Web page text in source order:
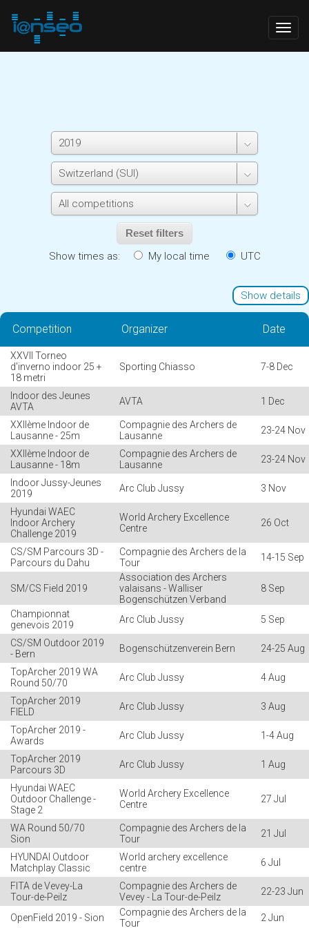
Reset filters
Show times as: My local time UTC
Show details
Competition Organizer Date
XXVII Torneo
d'inverno indoor 25 +
18 metri
Sporting Chiasso 7-8 Dec
Indoor des Jeunes
AVTA
AVTA 1 Dec
XXIIème Indoor de
Lausanne - 25m
Compagnie des Archers de
Lausanne
23-24 Nov
XXIIème Indoor de
Lausanne - 18m
Compagnie des Archers de
Lausanne
23-24 Nov
Indoor Jussy-Jeunes
2019
Arc Club Jussy 3 Nov
Hyundai WAEC
Indoor Archery
Challenge 2019
World Archery Excellence
Centre
26 Oct
CS/SM Parcours 3D -
Parcours du Dahu
Compagnie des Archers de la
Tour
14-15 Sep
SM/CS Field 2019
Association des Archers
valaisans - Walliser
Bogenschützen Verband
8 Sep
Championnat
genevois 2019
Arc Club Jussy 5 Sep
CS/SM Outdoor 2019
- Bern
Bogenschützenverein Bern 24-25 Aug
TopArcher 2019 WA
Round 50/70
Arc Club Jussy 4 Aug
TopArcher 2019
FIELD
Arc Club Jussy 3 Aug
TopArcher 2019 -
Awards
Arc Club Jussy 1-4 Aug
TopArcher 2019
Parcours 3D
Arc Club Jussy 1 Aug
Hyundai WAEC
Outdoor Challenge -
Stage 2
World Archery Excellence
Centre
27 Jul
WA Round 50/70
Sion
Compagnie des Archers de la
Tour
21 Jul
HYUNDAI Outdoor
Matchplay Classic
World archery excellence
centre
6 Jul
FITA de Vevey-La
Tour-de-Peilz
Compagnie des Archers de
Vevey - La Tour-de-Peilz
22-23 Jun
OpenField 2019 - Sion
Compagnie des Archers de la
Tour
2 Jun